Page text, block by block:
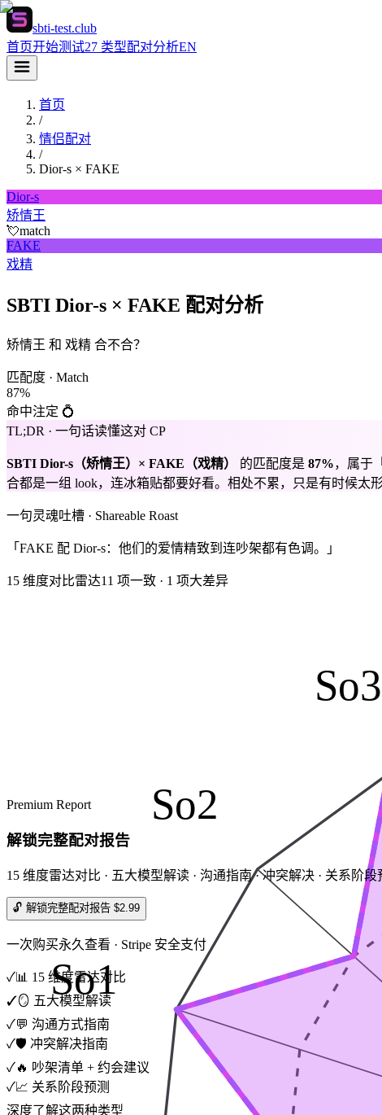
sbti-test.club
首页开始测试27 类型配对分析EN
首页
/
情侣配对
/
Dior-s × FAKE
Dior-s
矫情王
💘match
FAKE
戏精
SBTI Dior-s × FAKE 配对分析
矫情王 和 戏精 合不合？
匹配度 · Match
87%
命中注定 💍
TL;DR · 一句话读懂这对 CP
SBTI Dior-s （矫情王）× FAKE （戏精） 的匹配度是 87%，属于「
合都是一组 look，连冰箱贴都要好看。相处不累，只是有时候太形
一句灵魂吐槽 · Shareable Roast
「FAKE 配 Dior-s：他们的爱情精致到连吵架都有色调。」
15 维度对比雷达11 项一致 · 1 项大差异
So1
So2
So3
Premium Report
解锁完整配对报告
15 维度雷达对比 · 五大模型解读 · 沟通指南 · 冲突解决 · 关系阶
🔓 解锁完整配对报告 $2.99
一次购买永久查看 · Stripe 安全支付
✓📊 15 维度雷达对比
✓🪞 五大模型解读
✓💬 沟通方式指南
✓🛡️ 冲突解决指南
✓🔥 吵架清单 + 约会建议
✓📈 关系阶段预测
深度了解这两种类型